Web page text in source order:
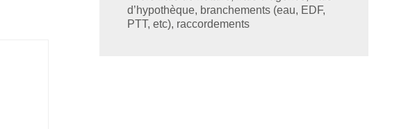
d’hypothèque, branchements (eau, EDF,
PTT, etc), raccordements